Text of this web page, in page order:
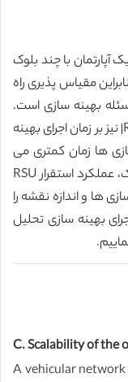
با چند بلوک
مقیاس پذیری راه
بهینه سازی است.
علاوه بر اندازه نقشه، تعداد پیاده سازی های |R| نیز بر زمان اجرای بهینه
ها زمان کمتری می
برند، امکان دارد ماهیت تصادفی بودن ترافیک، عملکرد استقرار RSU
ها و اندازه نقشه را
بهینه سازی تحلیل
C. Scalability of
A vehicular